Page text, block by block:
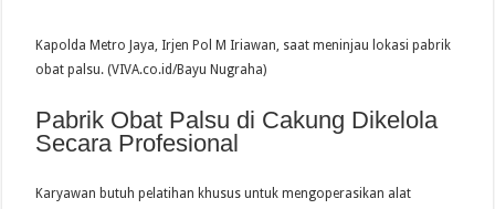
Kapolda Metro Jaya, Irjen Pol M Iriawan, saat meninjau lokasi pabrik
obat palsu. (VIVA.co.id/Bayu Nugraha)
Pabrik Obat Palsu di Cakung Dikelola
Secara Profesional
Karyawan butuh pelatihan khusus untuk mengoperasikan alat